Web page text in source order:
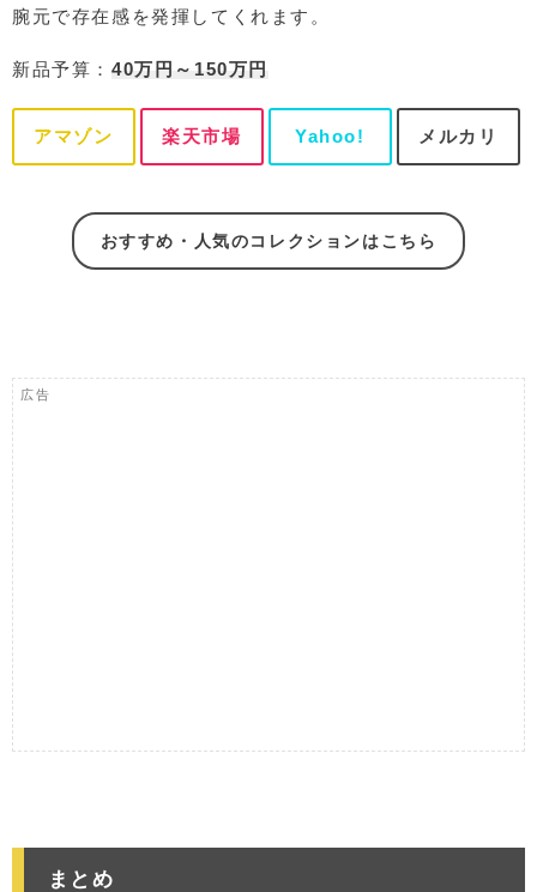
腕元で存在感を発揮してくれます。
新品予算： 40万円～150万円
アマゾン 楽天市場 Yahoo! メルカリ
おすすめ・人気のコレクションはこちら
広告
まとめ